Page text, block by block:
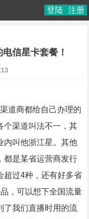
登陆 注册
信星卡套餐！
道商都给自己办理的
个渠道叫法不一，其
内叫他浙江星。其他
都是某省运营商发行
超过4种，还有好多省
，可以想下全国流量
了我们直播时用的流